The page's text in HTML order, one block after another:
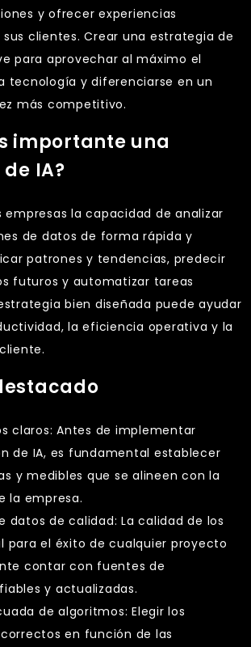
y ofrecer experiencias
sus clientes. Crear una estrategia de
para aprovechar al máximo el
tecnología y diferenciarse en un
más competitivo.
importante una
IA?
empresas la capacidad de analizar
de datos de forma rápida y
patrones y tendencias, predecir
futuros y automatizar tareas
bien diseñada puede ayudar
la eficiencia operativa y la
claros: Antes de implementar
de IA, es fundamental establecer
y medibles que se alineen con la
la empresa.
datos de calidad: La calidad de los
para el éxito de cualquier proyecto
contar con fuentes de
y actualizadas.
de algoritmos: Elegir los
en función de las